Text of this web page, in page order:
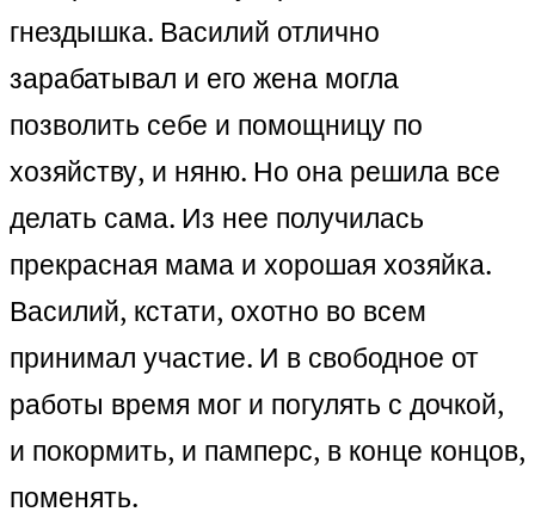
гнездышка. Василий отлично
зарабатывал и его жена могла
позволить себе и помощницу по
хозяйству, и няню. Но она решила все
делать сама. Из нее получилась
прекрасная мама и хорошая хозяйка.
Василий, кстати, охотно во всем
принимал участие. И в свободное от
работы время мог и погулять с дочкой,
и покормить, и памперс, в конце концов,
поменять.